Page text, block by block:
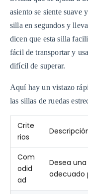
asiento se siente suave
silla en segundos y
dicen que esta silla
fácil de transportar y
difícil de superar.
Aquí hay un vistazo
las sillas de ruedas
Crite
rios
Com
odid
ad
Desea
adecuado